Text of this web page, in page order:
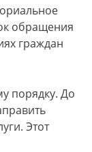
обращения
граждан
порядку. До
Этот